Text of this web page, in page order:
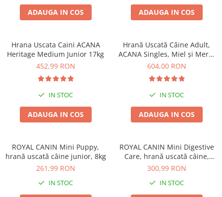
ADAUGA IN COS ADAUGA IN COS
Hrana Uscata Caini ACANA
Heritage Medium Junior 17kg
452,99 RON
IN STOC
ADAUGA IN COS
Hrană Uscată Câine Adult,
ACANA Singles, Miel și Mere,
17kg
604,00 RON
IN STOC
ADAUGA IN COS
ROYAL CANIN Mini Puppy,
hrană uscată câine junior, 8kg
261,99 RON
IN STOC
ROYAL CANIN Mini Digestive
Care, hrană uscată câine,
confort digestiv, 8kg
300,99 RON
IN STOC